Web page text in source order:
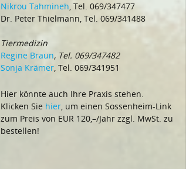
Nikrou Tahmineh, Tel. 069/347477
Dr. Peter Thielmann, Tel. 069/341488
Tiermedizin
Regine Braun, Tel. 069/347482
Sonja Krämer, Tel. 069/341951
Hier könnte auch Ihre Praxis stehen.
Klicken Sie hier, um einen Sossenheim-Link
zum Preis von EUR 120,–/Jahr zzgl. MwSt. zu
bestellen!